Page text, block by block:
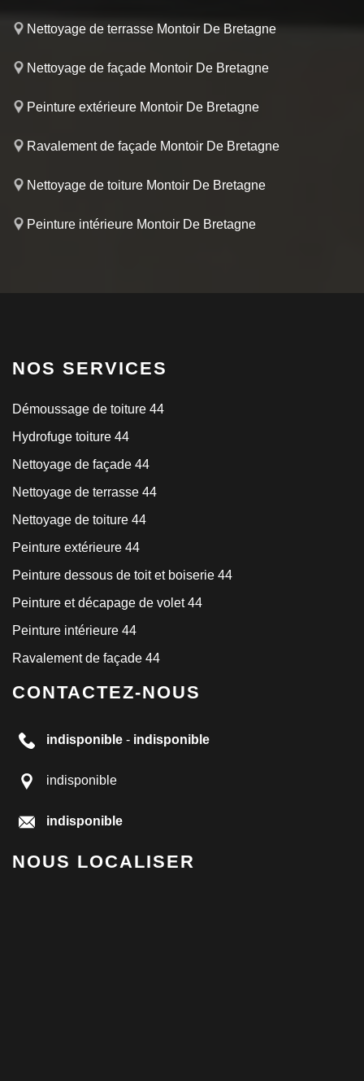
Nettoyage de terrasse Montoir De Bretagne
Nettoyage de façade Montoir De Bretagne
Peinture extérieure Montoir De Bretagne
Ravalement de façade Montoir De Bretagne
Nettoyage de toiture Montoir De Bretagne
Peinture intérieure Montoir De Bretagne
NOS SERVICES
Démoussage de toiture 44
Hydrofuge toiture 44
Nettoyage de façade 44
Nettoyage de terrasse 44
Nettoyage de toiture 44
Peinture extérieure 44
Peinture dessous de toit et boiserie 44
Peinture et décapage de volet 44
Peinture intérieure 44
Ravalement de façade 44
CONTACTEZ-NOUS
indisponible - indisponible
indisponible
indisponible
NOUS LOCALISER